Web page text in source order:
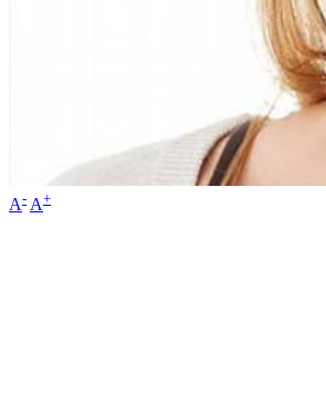
A- A+